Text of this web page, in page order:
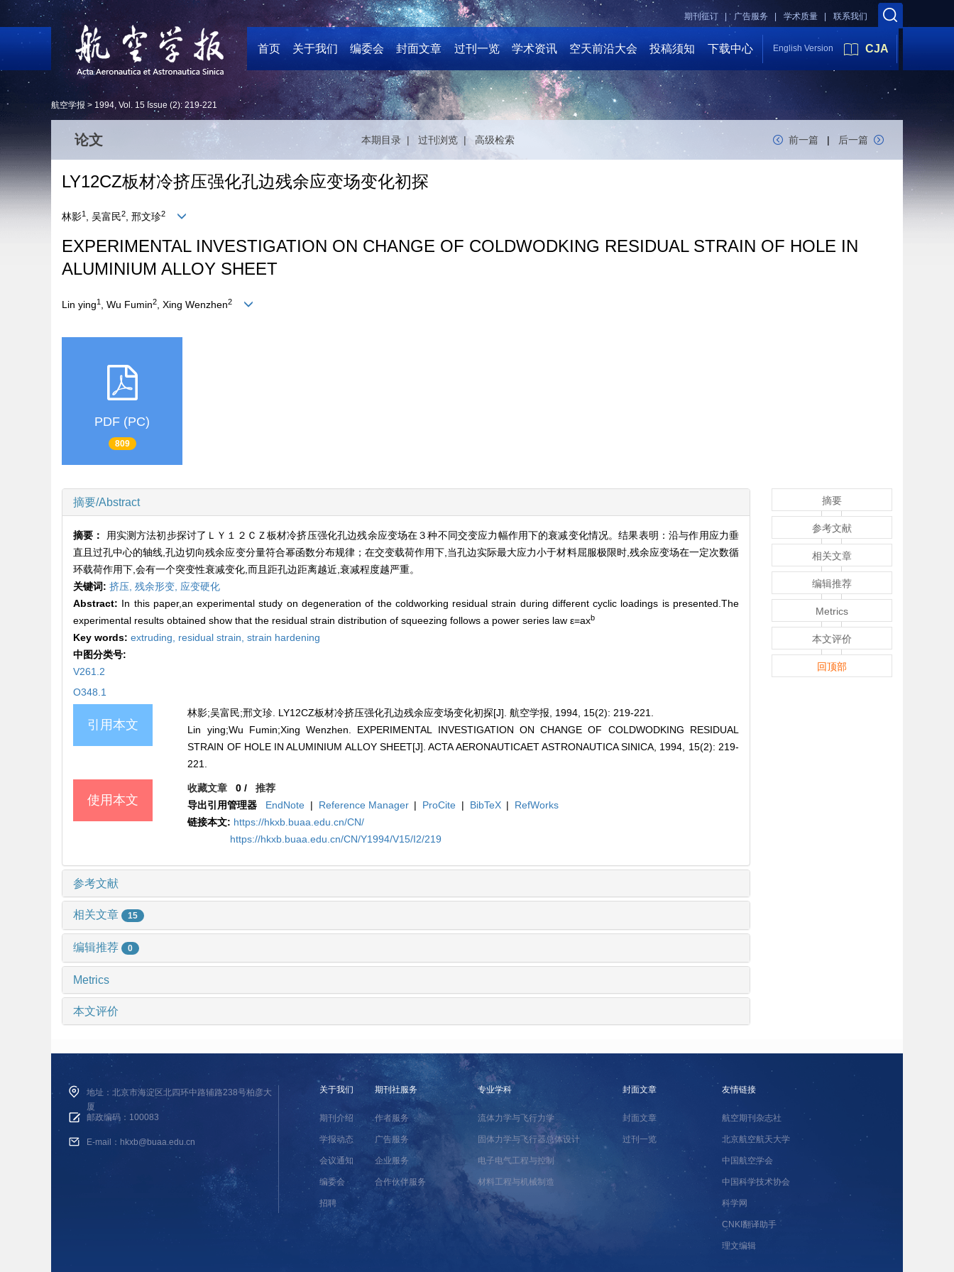
联系我们
学术质量 |
广告服务 |
期刊征订 |
首页 关于我们 编委会 封面文章 过刊一览 学术资讯 空天前沿大会 投稿须知 下载中心 English Version CJA
航空学报 > 1994, Vol. 15 Issue (2): 219-221
论文 本期目录 | 过刊浏览 | 高级检索 前一篇 | 后一篇
LY12CZ板材冷挤压强化孔边残余应变场变化初探
林影1 , 吴富民2, 邢文珍2
EXPERIMENTAL INVESTIGATION ON CHANGE OF COLDWODKING RESIDUAL STRAIN OF HOLE IN
ALUMINIUM ALLOY SHEET
Lin ying1 , Wu Fumin2 , Xing Wenzhen2
PDF (PC)
809
摘要/Abstract
摘要： 用实测方法初步探讨了ＬＹ１２ＣＺ板材冷挤压强化孔边残余应变场在３种不同交变应力幅作用下的衰减变化情况。结果表明：沿与作用应力垂
直且过孔中心的轴线,孔边切向残余应变分量符合幂函数分布规律；在交变载荷作用下,当孔边实际最大应力小于材料屈服极限时,残余应变场在一定次数循
环载荷作用下,会有一个突变性衰减变化,而且距孔边距离越近,衰减程度越严重。
关键词: 挤压, 残余形变, 应变硬化
Abstract: In this paper,an experimental study on degeneration of the coldworking residual strain during different cyclic loadings is presented.The
experimental results obtained show that the residual strain distribution of squeezing follows a power series law ε=axb
Key words: extruding, residual strain, strain hardening
中图分类号:
V261.2
O348.1
引用本文
林影;吴富民;邢文珍. LY12CZ板材冷挤压强化孔边残余应变场变化初探[J]. 航空学报, 1994, 15(2): 219-221.
Lin ying;Wu Fumin;Xing Wenzhen. EXPERIMENTAL INVESTIGATION ON CHANGE OF COLDWODKING RESIDUAL
STRAIN OF HOLE IN ALUMINIUM ALLOY SHEET[J]. ACTA AERONAUTICAET ASTRONAUTICA SINICA, 1994, 15(2): 219-
221.
使用本文
收藏文章 0 /推荐
导出引用管理器
EndNote | Reference Manager | ProCite | BibTeX |
RefWorks
链接本文: https://hkxb.buaa.edu.cn/CN/
https://hkxb.buaa.edu.cn/CN/Y1994/V15/I2/219
参考文献
相关文章 15
编辑推荐 0
Metrics
本文评价
摘要
参考文献
相关文章
编辑推荐
Metrics
本文评价
回顶部
地址：北京市海淀区北四环中路辅路238号柏彦大
厦
邮政编码：100083
E-mail：hkxb@buaa.edu.cn
关于我们
期刊介绍
学报动态
会议通知
编委会
招聘
期刊社服务
作者服务
广告服务
企业服务
合作伙伴服务
专业学科
流体力学与飞行力学
固体力学与飞行器总体设计
电子电气工程与控制
材料工程与机械制造
封面文章
封面文章
过刊一览
友情链接
航空期刊杂志社
北京航空航天大学
中国航空学会
中国科学技术协会
科学网
CNKI翻译助手
理文编辑